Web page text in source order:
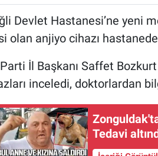
Devlet Hastanesi’ne yeni
olan anjiyo cihazı
İl Başkanı Saffet
inceledi, doktorlardan
Tedavi